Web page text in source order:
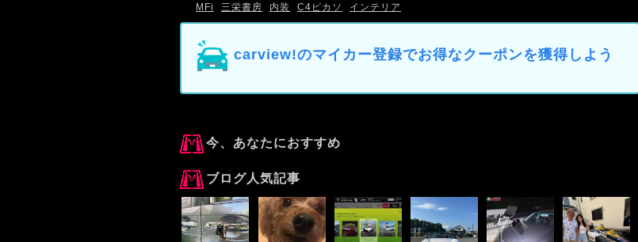
MFi 三栄書房 内装 C4ピカソ インテリア
carview!のマイカー登録でお得なクーポンを獲得しよう
今、あなたにおすすめ
ブログ人気記事